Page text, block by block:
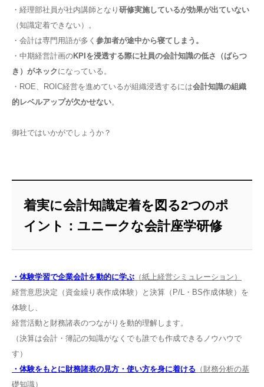
・経理部社員が社内講師となり 研修実施しているが効果が出ていない
（知識定着できない）。
・会計は専門用語が多く 参加者が途中から寝てしまう。
・中期経営計画のKPIを浸透する際に社員の会計知識の低さ（ばらつ
き）がネック になっている。
・ROE、ROIC経営を進めているが組織浸透するには会計知識の組織
的レベルアップが欠かせない。
御社ではいかがでしょうか？
着実に会計知識定着を図る2つのポ
イント：ユニークな会計座学研修
・体験学習で企業会計を動的に学ぶ （紙上経営シミュレーション）
経営意思決定（資金繰り表作成体験）と決算（P/L・BS作成体験）を
体験し、
経営活動と財務諸表のつながりを動的理解します。
（決算は会計・簿記の知識がなくでも誰でも作成できるノウハウで
す）
・体験をもとに財務諸表の見方・使い方を身に着ける （財務分析の基
礎知識）